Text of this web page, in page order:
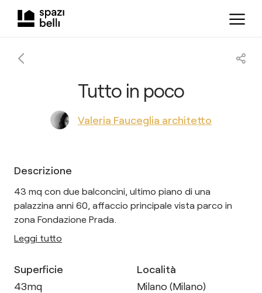
Tutto in poco
Valeria Fauceglia architetto
Descrizione
43 mq con due balconcini, ultimo piano di una
palazzina anni 60, affaccio principale vista parco in
zona Fondazione Prada.
Leggi tutto
Superficie
43mq
Località
Milano (Milano)